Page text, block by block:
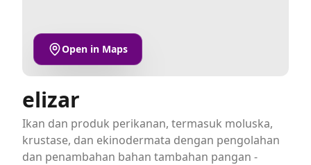
Open in Maps
elizar
Ikan dan produk perikanan, termasuk moluska,
krustase, dan ekinodermata dengan pengolahan
dan penambahan bahan tambahan pangan -